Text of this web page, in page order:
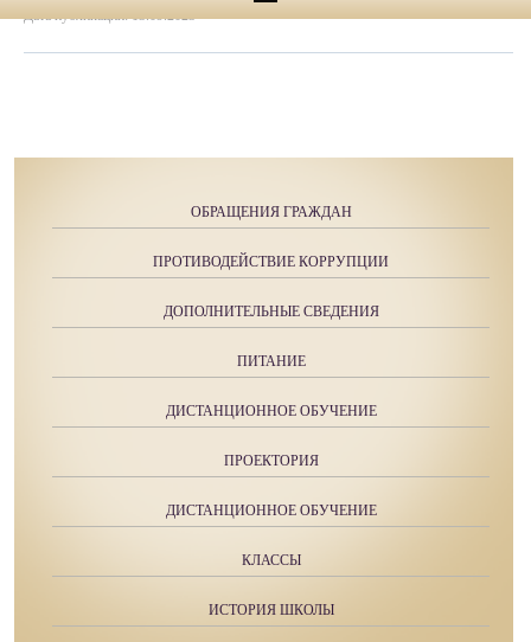
ОБРАЩЕНИЯ ГРАЖДАН
ПРОТИВОДЕЙСТВИЕ КОРРУПЦИИ
ДОПОЛНИТЕЛЬНЫЕ СВЕДЕНИЯ
ПИТАНИЕ
ДИСТАНЦИОННОЕ ОБУЧЕНИЕ
ПРОЕКТОРИЯ
ДИСТАНЦИОННОЕ ОБУЧЕНИЕ
КЛАССЫ
ИСТОРИЯ ШКОЛЫ